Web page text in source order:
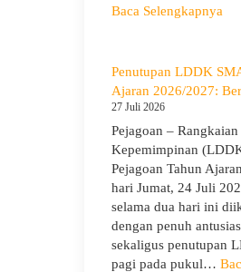
Baca Selengkapnya
to
di
1
Penutupan LDDK
Ajaran 2026/2027:
27 Juli 2026
Pejagoan –
Kepemimpinan
Pejagoan Tahun
hari Jumat, 24 Juli
selama dua hari ini
dengan penuh
sekaligus penutupan
pagi pada pukul…